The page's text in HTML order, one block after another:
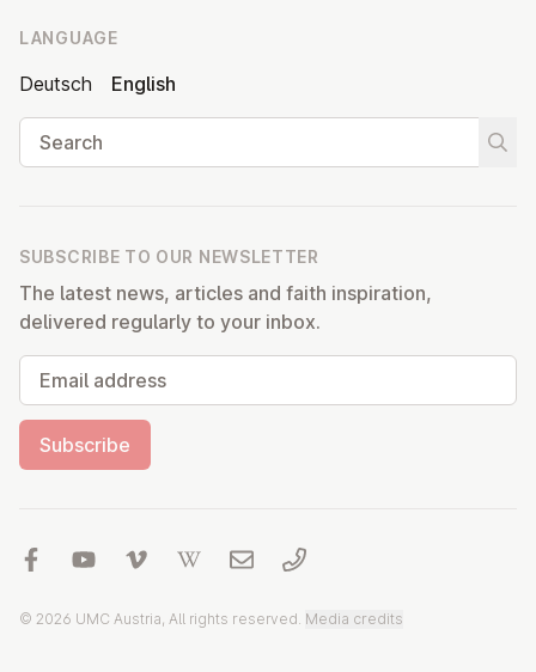
LANGUAGE
Deutsch
English
Search
SUBSCRIBE TO OUR NEWSLETTER
The latest news, articles and faith inspiration,
delivered regularly to your inbox.
Email address
Subscribe
© 2026 UMC Austria, All rights reserved. Media credits